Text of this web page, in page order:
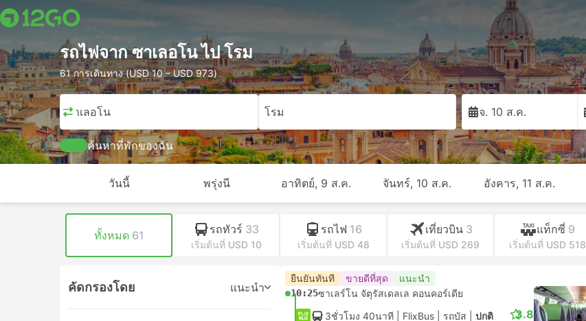
รถไฟจาก ซาเลอโน ไป โรม
61 การเดินทาง (USD 10 – USD 973)
ซาเลอโน โรม จ. 10 ส.ค.
ค้นหาที่พักของฉัน
วันนี้ พรุ่งนี อาทิตย์, 9 ส.ค. จันทร์, 10 ส.ค. อังคาร, 11 ส.ค.
ทั้งหมด 61 รถทัวร์ 33
เริ่มต้นที่ USD 10
รถไฟ 16
เริ่มต้นที่ USD 48
เที่ยวบิน 3
เริ่มต้นที่ USD 269
แท็กซี่ 9
เริ่มต้นที่ USD 518
คัดกรองโดย แนะนำ
ยืนยันทันที ขายดีที่สุด แนะนำ
10:25ซาเลร์โน จัตุรัสเดลเล คอนคอร์เดีย
3ชั่วโมง 40นาที | FlixBus รถบัส ปกติ 3.8